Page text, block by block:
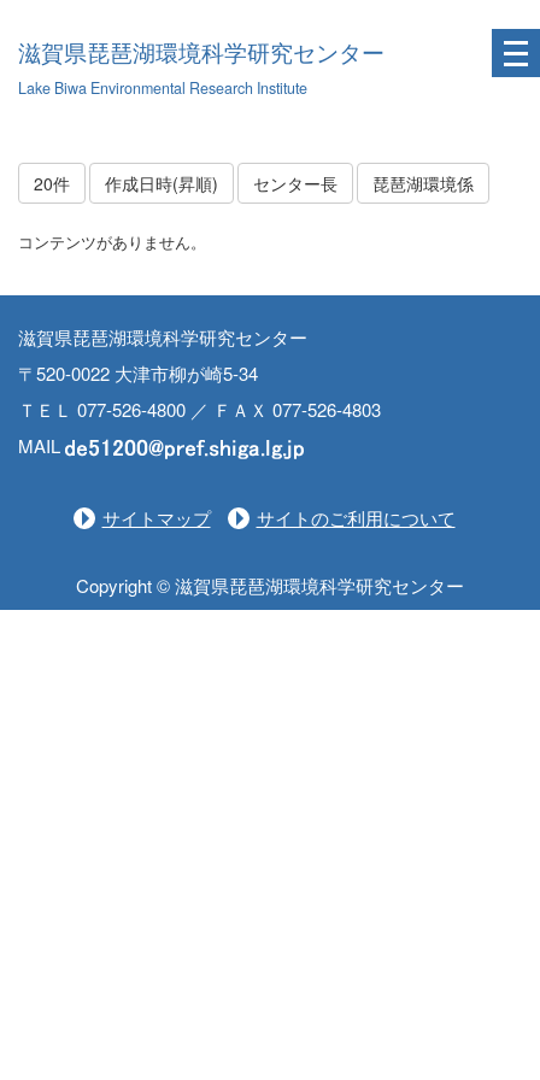
滋賀県琵琶湖環境科学研究センター
Lake Biwa Environmental Research Institute
20件 作成日時(昇順) センター長 琵琶湖環境係
コンテンツがありません。
滋賀県琵琶湖環境科学研究センター
〒520-0022 大津市柳が崎5-34
ＴＥＬ 077-526-4800 ／ ＦＡＸ 077-526-4803
MAIL
サイトマップ サイトのご利用について
Copyright © 滋賀県琵琶湖環境科学研究センター